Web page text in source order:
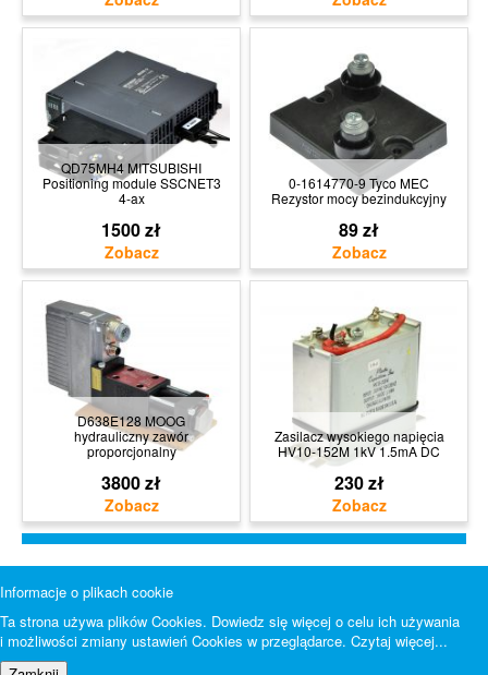
QD75MH4 MITSUBISHI
Positioning module SSCNET3
4-ax
1500 zł
0-1614770-9 Tyco MEC
Rezystor mocy bezindukcyjny
89 zł
D638E128 MOOG
hydrauliczny zawór
proporcjonalny
3800 zł
Zasilacz wysokiego napięcia
HV10-152M 1kV 1.5mA DC
230 zł
Informacje o plikach cookie
Ta strona używa plików Cookies. Dowiedz się więcej o celu ich używania
i możliwości zmiany ustawień Cookies w przeglądarce. Czytaj więcej...